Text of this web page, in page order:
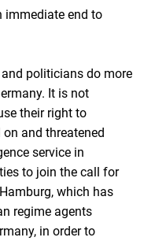
immediate end to
politicians do more
It is not
their right to
and threatened
service in
to join the call for
which has
regime agents
in order to